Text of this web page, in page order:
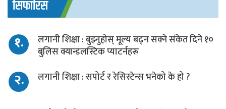
सिफारिस
१.
लगानी शिक्षा : बुझ्नुहोस् मूल्य बढ्न सक्ने संकेत दिने १०
बुलिस क्यान्डलस्टिक प्याटर्नहरू
२. लगानी शिक्षा : सपोर्ट र रेसिस्टेन्स भनेको के हो ?